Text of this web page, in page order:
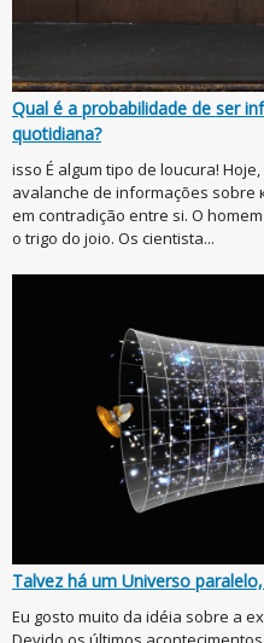
Qual é a probabilidade de ser
quotidiana?
isso É algum tipo de loucura!
avalanche de informações sobre
em contradição entre si. O
o trigo do joio. Os cientista...
Talvez há um Universo
Eu gosto muito da idéia sobre a